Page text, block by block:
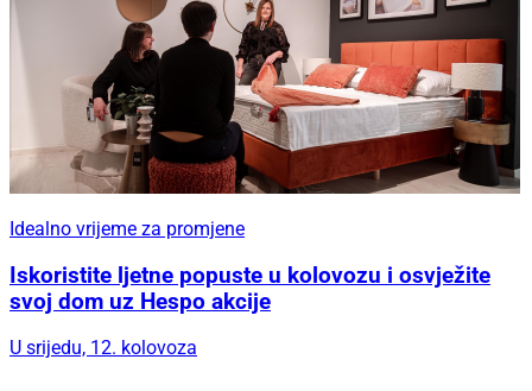
Idealno vrijeme za promjene
Iskoristite ljetne popuste u kolovozu i osvježite
svoj dom uz Hespo akcije
U srijedu, 12. kolovoza